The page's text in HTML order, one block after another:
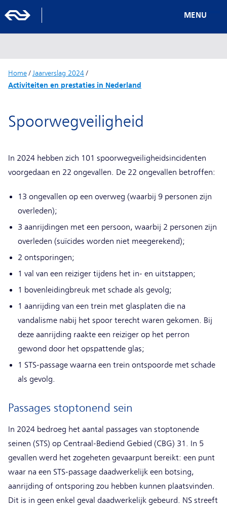
MENU
Home/ Jaarverslag 2024/
Activiteiten en prestaties in Nederland
Spoorwegveiligheid
In 2024 hebben zich 101 spoorwegveiligheidsincidenten
voorgedaan en 22 ongevallen. De 22 ongevallen betroffen:
13 ongevallen op een overweg (waarbij 9 personen zijn
overleden);
3 aanrijdingen met een persoon, waarbij 2 personen zijn
overleden (suïcides worden niet meegerekend);
2 ontsporingen;
1 val van een reiziger tijdens het in- en uitstappen;
1 bovenleidingbreuk met schade als gevolg;
1 aanrijding van een trein met glasplaten die na
vandalisme nabij het spoor terecht waren gekomen. Bij
deze aanrijding raakte een reiziger op het perron
gewond door het opspattende glas;
1 STS-passage waarna een trein ontspoorde met schade
als gevolg.
Passages stoptonend sein
In 2024 bedroeg het aantal passages van stoptonende
seinen (STS) op Centraal-Bediend Gebied (CBG) 31. In 5
gevallen werd het zogeheten gevaarpunt bereikt: een punt
waar na een STS-passage daadwerkelijk een botsing,
aanrijding of ontsporing zou hebben kunnen plaatsvinden.
Dit is in geen enkel geval daadwerkelijk gebeurd. NS streeft